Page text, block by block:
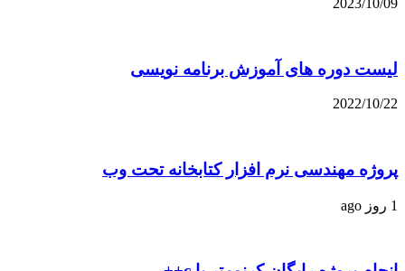
لیست دوره های آموزش برنامه نویسی
2022/10/22
پروژه مهندسی نرم افزار کتابخانه تحت وب
1 روز ago